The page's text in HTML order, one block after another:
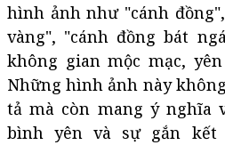
hình ảnh như "cánh
vàng", "cánh đồng bát
không gian mộc mạc,
Những hình ảnh này
tả mà còn mang ý nghĩa
bình yên và sự gắn kết